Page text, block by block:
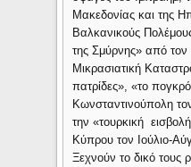
Μακεδονίας και της
Βαλκανικούς
της Σμύρνης» από τον
Μικρασιατική
πατρίδες», «το
Κωνσταντινούπολη
την «τουρκική
Κύπρου τον Ιούλιο-
Ξεχνούν το δικό τους